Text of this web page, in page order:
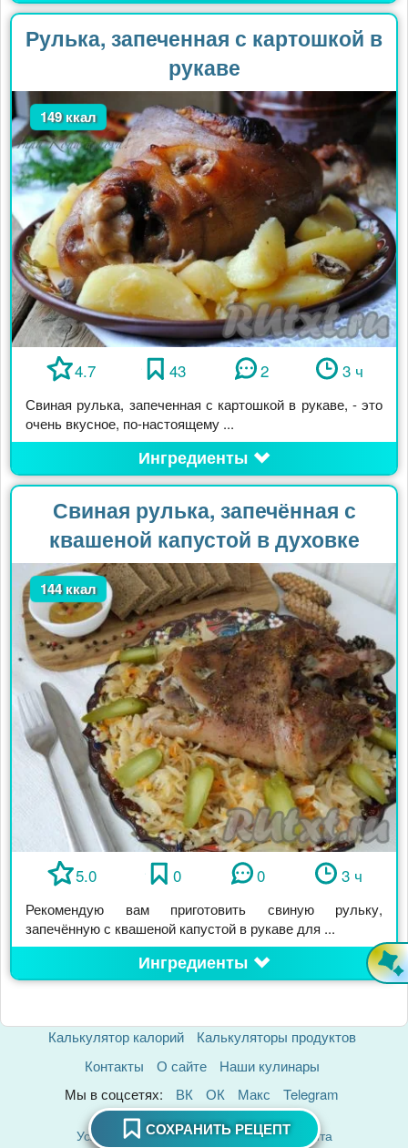
Рулька, запеченная с картошкой в
рукаве
149 ккал
4.7 43 2 3 ч
Свиная рулька, запеченная с картошкой в рукаве, - это
очень вкусное, по-настоящему ...
Ингредиенты
Свиная рулька, запечённая с
квашеной капустой в духовке
144 ккал
5.0 0 0 3 ч
Рекомендую вам приготовить свиную рульку,
запечённую с квашеной капустой в рукаве для ...
Ингредиенты
Калькулятор калорий
Калькуляторы продуктов
Контакты
О сайте
Наши кулинары
Мы в соцсетях:
ВК ОК Макс Telegram
Политика Конфиденциальности
Условия использования материалов сайта
СОХРАНИТЬ РЕЦЕПТ